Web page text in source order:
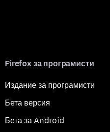
Firefox за програмисти
Издание за програмисти
Бета версия
Бета за Android